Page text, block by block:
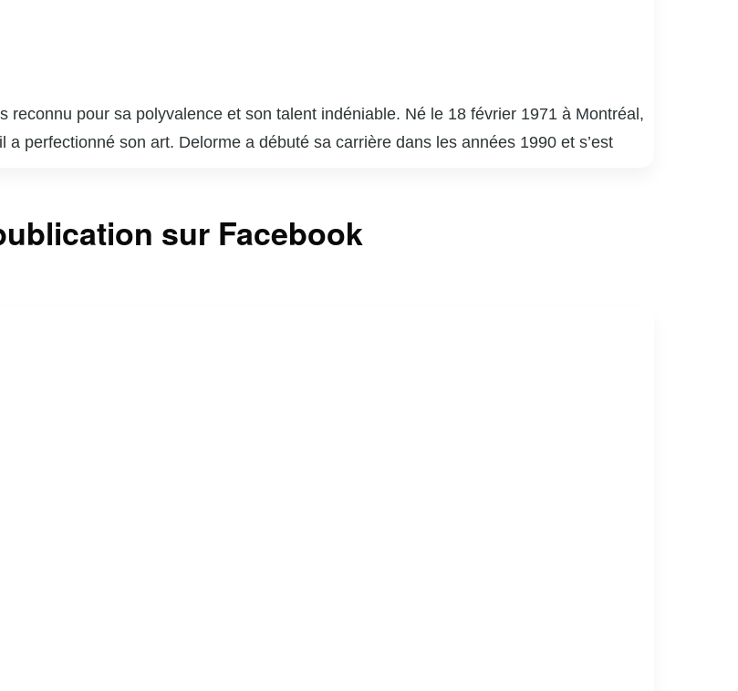
pour sa polyvalence et son talent indéniable. Né le 18 février 1971 à Montréal,
perfectionné son art. Delorme a débuté sa carrière dans les années 1990 et s’est
lui a valu l’admiration du public et de la critique. En plus de ses performances à
sur Facebook